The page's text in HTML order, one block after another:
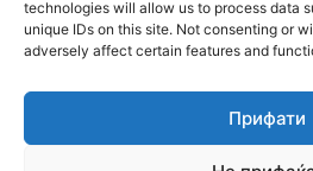
technologies will allow us to process data
unique IDs on this site. Not consenting or
adversely affect certain features and
Прифати